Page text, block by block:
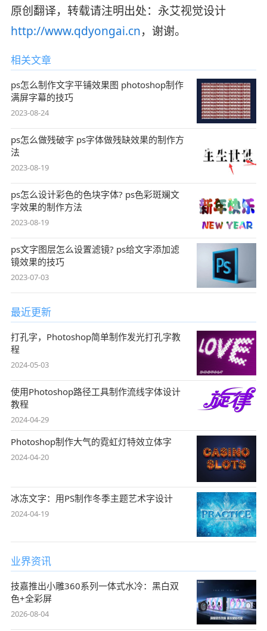
原创翻译，转载请注明出处：永艾视觉设计
http://www.qdyongai.cn，谢谢。
相关文章
ps怎么制作文字平铺效果图 photoshop制作
满屏字幕的技巧
2023-08-24
ps怎么做残破字 ps字体做残缺效果的制作方
法
2023-08-19
ps怎么设计彩色的色块字体? ps色彩斑斓文
字效果的制作方法
2023-08-19
ps文字图层怎么设置滤镜? ps给文字添加滤
镜效果的技巧
2023-07-03
最近更新
打孔字，Photoshop简单制作发光打孔字教
程
2024-05-03
使用Photoshop路径工具制作流线字体设计
教程
2024-04-29
Photoshop制作大气的霓虹灯特效立体字
2024-04-20
冰冻文字：用PS制作冬季主题艺术字设计
2024-04-19
业界资讯
技嘉推出小雕360系列一体式水冷：黑白双
色+全彩屏
2026-08-04